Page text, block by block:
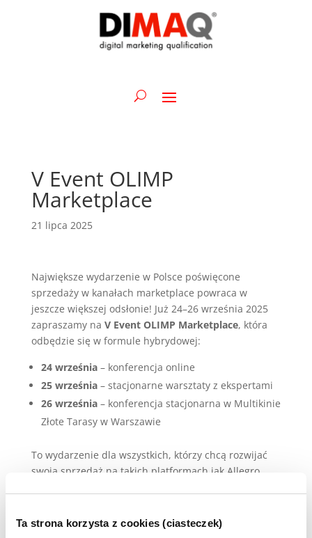
Ta strona korzysta z cookies (ciasteczek)
V Event OLIMP
Marketplace
21 lipca 2025
Największe wydarzenie w Polsce poświęcone
sprzedaży w kanałach marketplace powraca w
jeszcze większej odsłonie! Już 24–26 września 2025
zapraszamy na V Event OLIMP Marketplace, która
odbędzie się w formule hybrydowej:
24 września– konferencja online
25 września– stacjonarne warsztaty z ekspertami
26 września– konferencja stacjonarna w Multikinie
Złote Tarasy w Warszawie
To wydarzenie dla wszystkich, którzy chcą rozwijać
swoją sprzedaż na takich platformach jak Allegro,
Dlaczego warto wziąć udział?